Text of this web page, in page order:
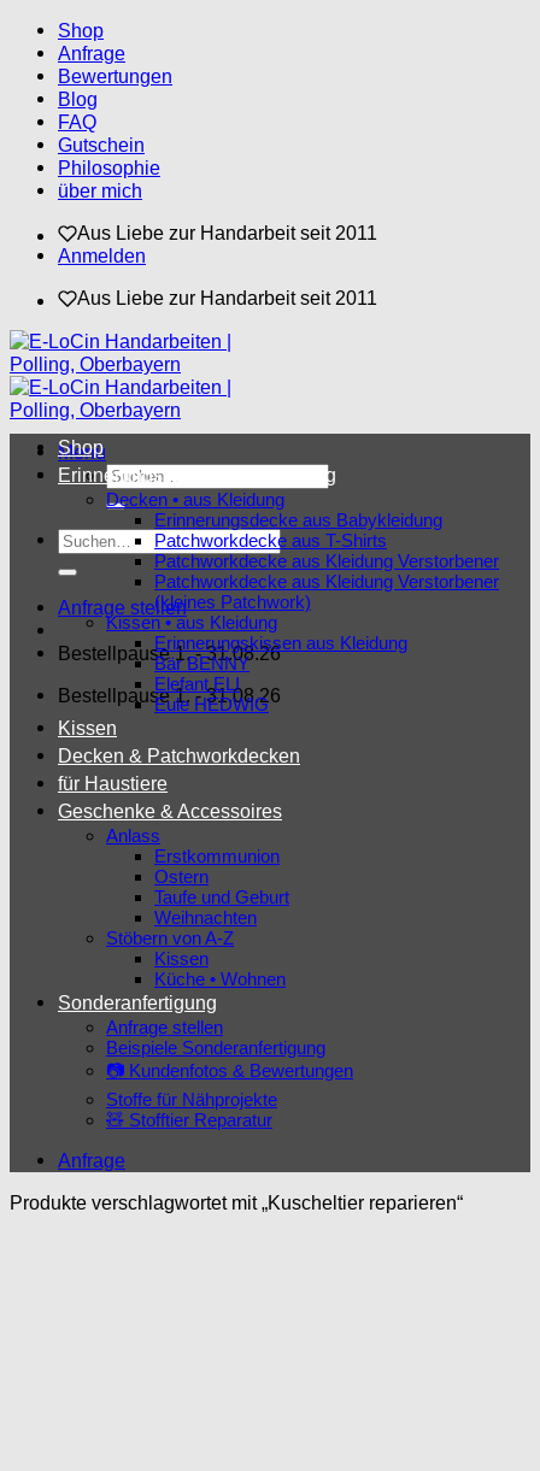
Zum
Inhalt
springen
Shop
Anfrage
Bewertungen
Blog
FAQ
Gutschein
Philosophie
über mich
Aus Liebe zur Handarbeit seit 2011
Anmelden
Aus Liebe zur Handarbeit seit 2011
Menü
Suchen
nach:
Suchen
nach:
Anfrage stellen
Bestellpause 1. - 31.08.26
Bestellpause 1. - 31.08.26
Shop
Erinnerungsstücke aus Kleidung
Decken • aus Kleidung
Erinnerungsdecke aus Babykleidung
Patchworkdecke aus T-Shirts
Patchworkdecke aus Kleidung Verstorbener
Patchworkdecke aus Kleidung Verstorbener
(kleines Patchwork)
Kissen • aus Kleidung
Erinnerungskissen aus Kleidung
Bär BENNY
Elefant ELI
Eule HEDWIG
Kissen
Decken & Patchworkdecken
für Haustiere
Geschenke & Accessoires
Anlass
Erstkommunion
Ostern
Taufe und Geburt
Weihnachten
Stöbern von A-Z
Kissen
Küche • Wohnen
Sonderanfertigung
Anfrage stellen
Beispiele Sonderanfertigung
📷 Kundenfotos & Bewertungen
Stoffe für Nähprojekte
🧸 Stofftier Reparatur
Anfrage
Produkte verschlagwortet mit „Kuscheltier reparieren“